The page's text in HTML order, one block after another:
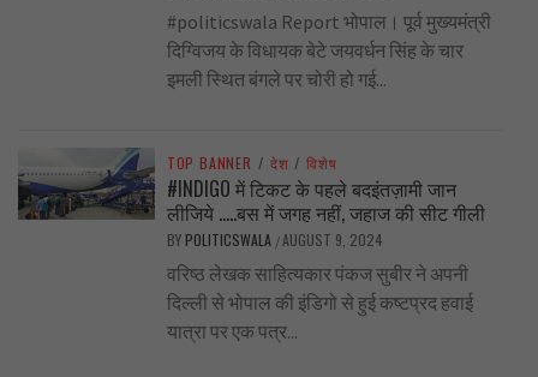
#politicswala Report भोपाल। पूर्व मुख्यमंत्री
दिग्विजय के विधायक बेटे जयवर्धन सिंह के चार
इमली स्थित बंगले पर चोरी हो गई...
TOP BANNER / देश / विशेष
#INDIGO में टिकट के पहले बदइंतज़ामी जान
लीजिये …..बस में जगह नहीं, जहाज की सीट गीली
BY POLITICSWALA /AUGUST 9, 2024
वरिष्ठ लेखक साहित्यकार पंकज सुबीर ने अपनी
दिल्ली से भोपाल की इंडिगो से हुई कष्टप्रद हवाई
यात्रा पर एक पत्र...